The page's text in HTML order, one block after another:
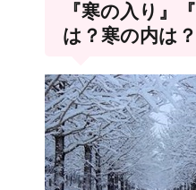
『寒の入り』
は？寒の内は？